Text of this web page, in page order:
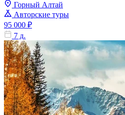
Горный Алтай
Авторские туры
95 000 ₽
7 д.